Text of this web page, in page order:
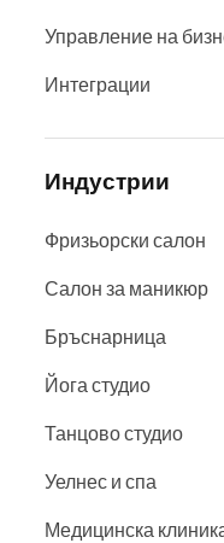
Управление на
Интеграции
Индустрии
Фризьорски салон
Салон за маникюр
Бръснарница
Йога студио
Танцово студио
Уелнес и спа
Медицинска